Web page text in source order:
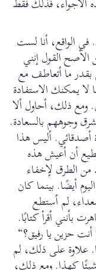
الواقع، أنا لست
القول إنني
ما أتعاطف مع
لا يمكنك الاستفادة
ومع ذلك، أحاول ألا
وجوههم بالسعادة.
أليس هذا
أن أعيش هذه
من الطرق لإخفاء
أيضًا. بينما كان
لم أستطع
بأنني أقرأ كتابًا.
حزين يا رفيق؟“
علاوة على ذلك، لم